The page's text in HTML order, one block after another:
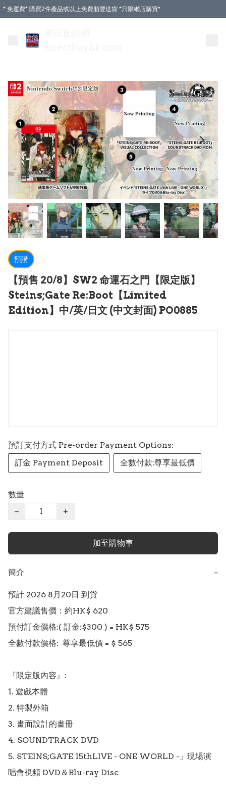
* 免運費* 購買2件產品或以上免費順豐送貨 *只限網店購買*
預購
【預售 20/8】SW2 命運石之門【限定版】
Steins;Gate Re:Boot【Limited
Edition】中/英/日文 (中文封面) PO0885
預訂支付方式 Pre-order Payment Options:
訂金 Payment Deposit
全數付款:尊享最低價
數量
−
+
加至購物車
簡介 −
預計 2026 8月20日 到貨
官方建議售價：約HK$ 620
預付訂金價格:( 訂金:$300 ) = HK$ 575
全數付款價格:  尊享最低價 = $ 565
『限定版內容』:
1. 遊戲本體
2. 特製外箱
3. 畫面設計的畫冊
4. SOUNDTRACK DVD
5. STEINS;GATE 15thLIVE - ONE WORLD -」現場演
唱會視頻 DVD＆Blu-ray Disc